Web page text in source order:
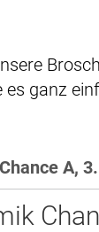
es ganz
A,